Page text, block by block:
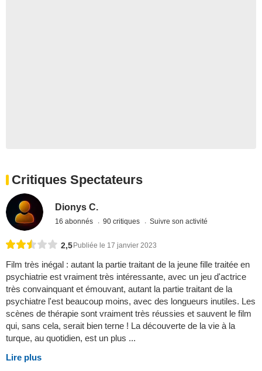
Critiques Spectateurs
Dionys C.
16 abonnés 90 critiques Suivre son activité
2,5 Publiée le 17 janvier 2023
Film très inégal : autant la partie traitant de la jeune fille traitée en
psychiatrie est vraiment très intéressante, avec un jeu d'actrice
très convainquant et émouvant, autant la partie traitant de la
psychiatre l'est beaucoup moins, avec des longueurs inutiles. Les
scènes de thérapie sont vraiment très réussies et sauvent le film
qui, sans cela, serait bien terne ! La découverte de la vie à la
turque, au quotidien, est un plus ...
Lire plus